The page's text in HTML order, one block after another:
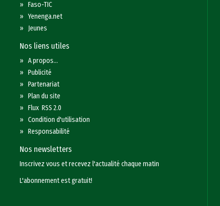
»Faso-TIC
»Yenenga.net
» Jeunes
Nos liens utiles
»A propos...
»Publicité
»Partenariat
»Plan du site
»Flux RSS 2.0
»Condition d'utilisation
»Responsabilité
Nos newsletters
Inscrivez vous et recevez l'actualité chaque matin
L'abonnement est gratuit!